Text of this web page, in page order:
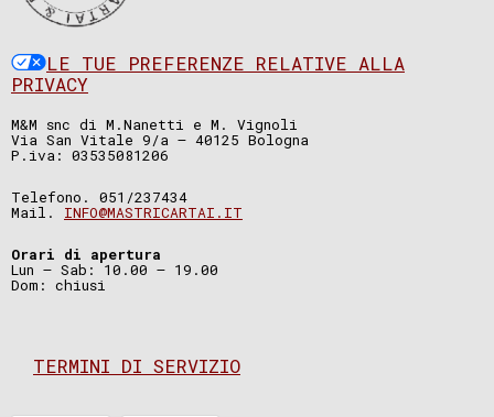
LE TUE PREFERENZE RELATIVE ALLA
PRIVACY
M&M snc di M.Nanetti e M. Vignoli
Via San Vitale 9/a – 40125 Bologna
P.iva: 03535081206
Telefono. 051/237434
Mail. INFO@MASTRICARTAI.IT
Orari di apertura
Lun – Sab: 10.00 – 19.00
Dom: chiusi
TERMINI DI SERVIZIO